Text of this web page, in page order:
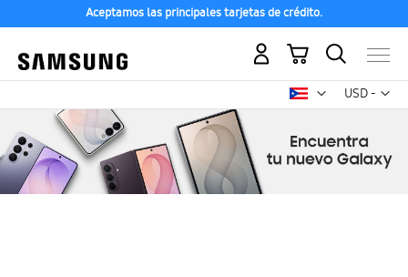
Aceptamos las principales tarjetas de crédito.
USD -
dólar
Mi carrito